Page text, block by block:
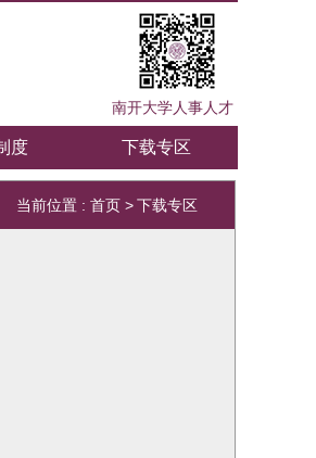
南开大学人事人才
度 下载专区
当前位置 : 首页 > 下载专区